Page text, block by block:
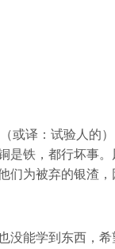
或译：试验人的）
是铁，都行坏事。
们为被弃的银渣
没能学到东西，